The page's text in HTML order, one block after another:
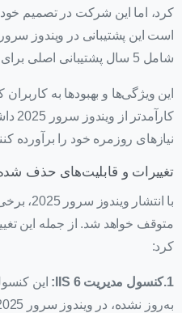
کرد، اما این شرکت در تصمیم خود
شامل 5 سال پشتیبانی اصلی برای ویندوز سرور 2025 خواهد بود.
این ویژگی‌ها و بهبودها به
نیازهای روزمره خود را برآورده
تغییرات و قابلیت‌های حذف شده در
با
متوقف خواهد شد. از جمله این
کرد:
1.کنسول مدیریت IIS 6: